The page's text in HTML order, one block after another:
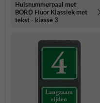
Huisnummerpaal met
BORD Fluor Klassiek met
tekst - klasse 3